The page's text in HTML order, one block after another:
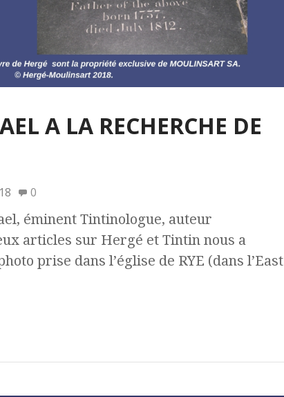
A LA RECHERCHE DE
0
éminent Tintinologue, auteur
articles sur Hergé et Tintin nous a
prise dans l’église de RYE (dans l’East